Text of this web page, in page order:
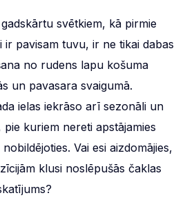
svētkiem, kā pirmie
ir pavisam tuvu, ir ne tikai dabas
no rudens lapu košuma
un pavasara svaigumā.
ielas iekrāso arī sezonāli un
kuriem nereti apstājamies
Vai esi aizdomājies,
klusi noslēpušās čaklas